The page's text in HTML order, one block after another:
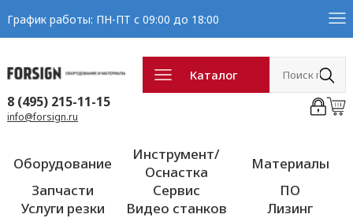
График работы: ПН-ПТ с 09:00 до 18:00
Каталог
8 (495) 215-11-15
info@forsign.ru
Оборудование
Инструмент/
Оснастка
Материалы
Запчасти
Сервис
ПО
Услуги резки
Видео станков Лизинг